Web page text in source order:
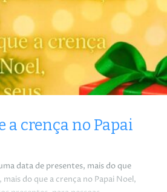
a crença no Papai
data de presentes, mais do que
do que a crença no Papai Noel,